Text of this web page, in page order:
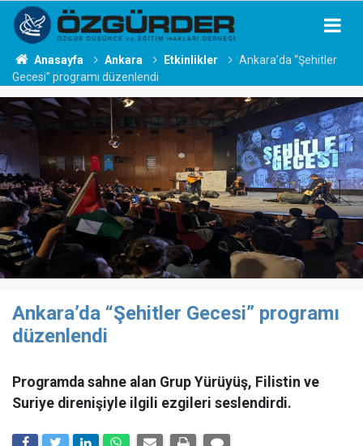
Anasayfa Ankara Etkinlikler
Ankara’da “Şehitler
Gecesi” programı düzenlendi
Ankara’da “Şehitler Gecesi” programı
düzenlendi
Programda sahne alan Grup Yürüyüş, Filistin ve
Suriye direnişiyle ilgili ezgileri seslendirdi.